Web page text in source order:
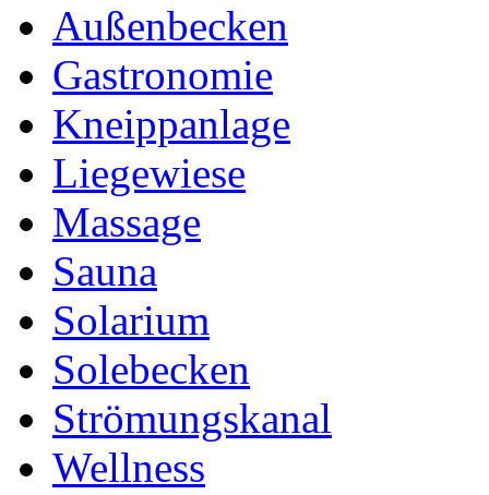
Außenbecken
Gastronomie
Kneippanlage
Liegewiese
Massage
Sauna
Solarium
Solebecken
Strömungskanal
Wellness